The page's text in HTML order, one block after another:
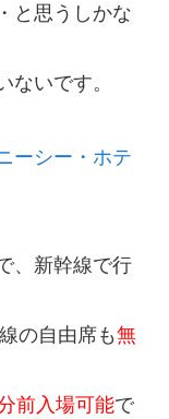
と思うしかな
ないです。
ーシー・ホテ
、新幹線で行
の自由席も無
前入場可能で